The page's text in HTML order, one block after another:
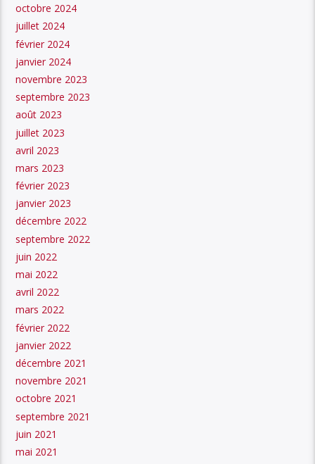
octobre 2024
juillet 2024
février 2024
janvier 2024
novembre 2023
septembre 2023
août 2023
juillet 2023
avril 2023
mars 2023
février 2023
janvier 2023
décembre 2022
septembre 2022
juin 2022
mai 2022
avril 2022
mars 2022
février 2022
janvier 2022
décembre 2021
novembre 2021
octobre 2021
septembre 2021
juin 2021
mai 2021